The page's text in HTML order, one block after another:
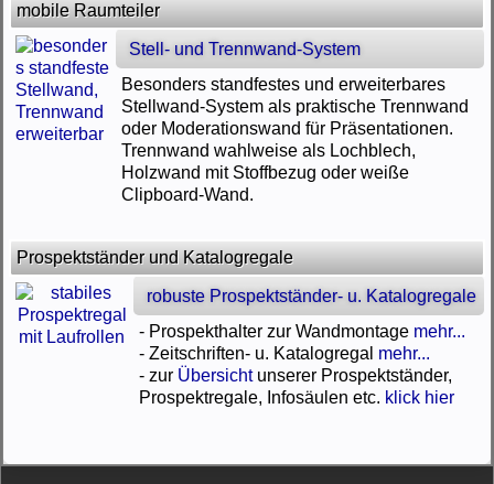
mobile Raumteiler
Stell- und Trennwand-System
Besonders standfestes und erweiterbares
Stellwand-System als praktische Trennwand
oder Moderationswand für Präsentationen.
Trennwand wahlweise als Lochblech,
Holzwand mit Stoffbezug oder weiße
Clipboard-Wand.
Prospektständer und Katalogregale
robuste Prospektständer- u. Katalogregale
- Prospekthalter zur Wandmontage mehr...
- Zeitschriften- u. Katalogregal mehr...
- zur Übersichtunserer Prospektständer,
Prospektregale, Infosäulen etc. klick hier